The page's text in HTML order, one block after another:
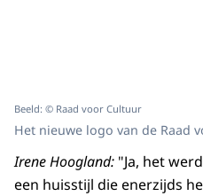
Beeld: © Raad voor Cultuur
Het nieuwe logo van de Raad
Irene Hoogland: "Ja, het
een huisstijl die enerzijds